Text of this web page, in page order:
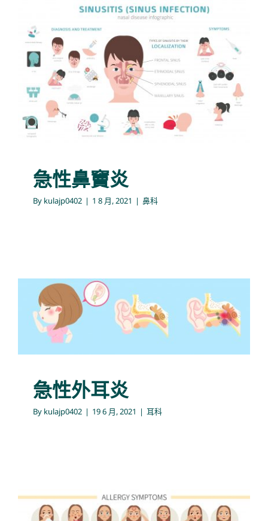
急性鼻竇炎
鼻科
急性鼻竇炎
By kulajp0402 | 1 8 月, 2021 | 鼻科
急性外耳炎
耳科
急性外耳炎
By kulajp0402 | 19 6 月, 2021 | 耳科
過敏性鼻炎